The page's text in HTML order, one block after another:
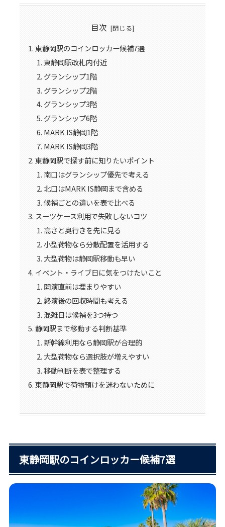
目次
東静岡駅のコインロッカー候補7選
東静岡駅改札内付近
グランシップ1階
グランシップ2階
グランシップ3階
グランシップ6階
MARK IS静岡1階
MARK IS静岡3階
東静岡駅で探す前に知りたいポイント
南口はグランシップ優先で考える
北口はMARK IS静岡まで含める
候補ごとの違いを表で比べる
スーツケース利用で失敗しないコツ
高さと奥行きを先に見る
小型荷物なら分散配置を活用する
大型荷物は静岡駅移動も早い
イベント・ライブ日に気をつけたいこと
開演直前は埋まりやすい
終演後の回収時間も考える
混雑日は候補を3つ持つ
静岡駅まで移動する判断基準
新幹線利用なら静岡駅が合理的
大型荷物なら選択肢が増えやすい
移動判断を表で整理する
東静岡駅で荷物預けを迷わないために
東静岡駅のコインロッカー候補7選